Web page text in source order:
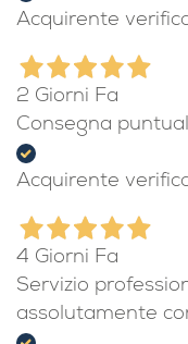
Acquirente
2 Giorni Fa
Consegna
Acquirente
4 Giorni Fa
Servizio
assolutamente